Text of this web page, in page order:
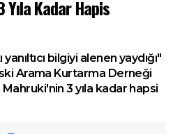
Kadar Hapis
bilgiyi alenen yaydığı"
Arama Kurtarma Derneği
Mahruki'nin 3 yıla kadar hapsi